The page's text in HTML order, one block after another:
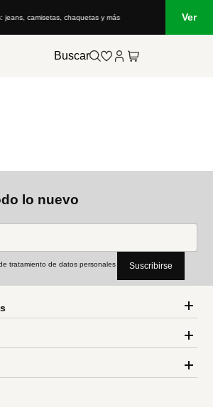
jeans, camisetas, chaquetas y más Ver
Buscar
lo nuevo
tratamiento de datos personales Suscribirse